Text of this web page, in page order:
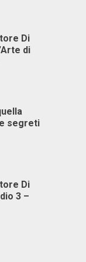
Di
di
segreti
Di
3 –